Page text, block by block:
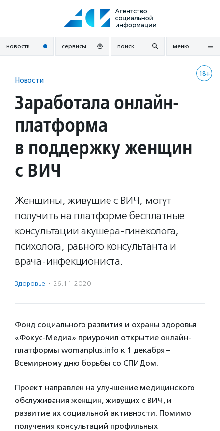
новости сервисы поиск меню
18+
Новости
Заработала онлайн-
платформа
в поддержку женщин
с ВИЧ
Женщины, живущие с ВИЧ, могут
получить на платформе бесплатные
консультации акушера-гинеколога,
психолога, равного консультанта и
врача-инфекциониста.
Здоровье · 26.11.2020
Фонд социального развития и охраны здоровья
«Фокус-Медиа» приурочил открытие онлайн-
платформы womanplus.info к 1 декабря –
Всемирному дню борьбы со СПИДом.
Проект направлен на улучшение медицинского
обслуживания женщин, живущих с ВИЧ, и
развитие их социальной активности. Помимо
получения консультаций профильных